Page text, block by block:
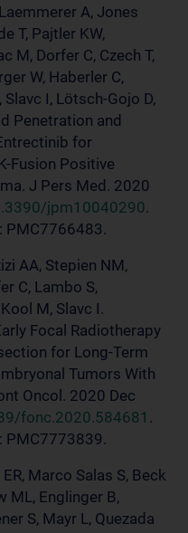
A, Jones
T, Pajtler KW,
M, Dorfer C, Czech T,
W, Haberler C,
I, Lötsch-Gojo D,
Penetration and
for
Fusion Positive
J Pers Med. 2020
jpm10040290.
PMC7766483.
AA, Stepien NM,
C, Lambo S,
M, Slavc I.
Focal Radiotherapy
for Long-Term
Tumors With
Oncol. 2020 Dec
fonc.2020.584681 .
PMC7773839.
Marco Salas S, Beck
ML, Englinger B,
S, Mayr L, Quezada